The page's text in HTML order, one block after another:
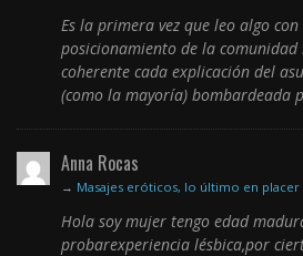
Es la primera vez que leo algo
posicionamiento de la comunidad
coherente cada explicación del
(como la mayoría) bombardeada
Anna Rocas
→ Masajes eróticos, lo último en placer
Hola soy mujer tengo edad
probarexperiencia lésbica,por